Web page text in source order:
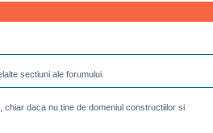
sectiuni ale forumului.
daca nu tine de domeniul constructiilor si